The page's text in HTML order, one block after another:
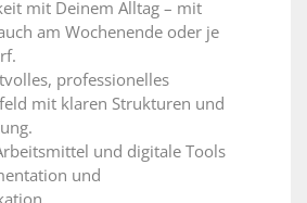
mit Deinem Alltag – mit
am Wochenende oder je
professionelles
mit klaren Strukturen und
und digitale Tools
und